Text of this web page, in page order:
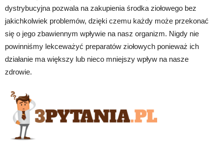
dystrybucyjna pozwala na zakupienia środka ziołowego bez
jakichkolwiek problemów, dzięki czemu każdy może przekonać
się o jego zbawiennym wpływie na nasz organizm. Nigdy nie
powinniśmy lekceważyć preparatów ziołowych ponieważ ich
działanie ma większy lub nieco mniejszy wpływ na nasze
zdrowie.